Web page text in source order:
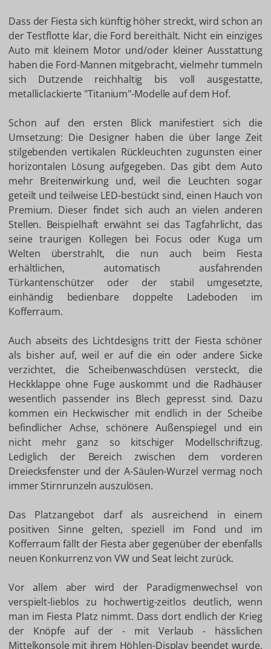
Dass der Fiesta sich künftig höher streckt, wird schon an
der Testflotte klar, die Ford bereithält. Nicht ein einziges
Auto mit kleinem Motor und/oder kleiner Ausstattung
haben die Ford-Mannen mitgebracht, vielmehr tummeln
sich Dutzende reichhaltig bis voll ausgestatte,
metalliclackierte "Titanium"-Modelle auf dem Hof.
Schon auf den ersten Blick manifestiert sich die
Umsetzung: Die Designer haben die über lange Zeit
stilgebenden vertikalen Rückleuchten zugunsten einer
horizontalen Lösung aufgegeben. Das gibt dem Auto
mehr Breitenwirkung und, weil die Leuchten sogar
geteilt und teilweise LED-bestückt sind, einen Hauch von
Premium. Dieser findet sich auch an vielen anderen
Stellen. Beispielhaft erwähnt sei das Tagfahrlicht, das
seine traurigen Kollegen bei Focus oder Kuga um
Welten überstrahlt, die nun auch beim Fiesta
erhältlichen, automatisch ausfahrenden
Türkantenschützer oder der stabil umgesetzte,
einhändig bedienbare doppelte Ladeboden im
Kofferraum.
Auch abseits des Lichtdesigns tritt der Fiesta schöner
als bisher auf, weil er auf die ein oder andere Sicke
verzichtet, die Scheibenwaschdüsen versteckt, die
Heckklappe ohne Fuge auskommt und die Radhäuser
wesentlich passender ins Blech gepresst sind. Dazu
kommen ein Heckwischer mit endlich in der Scheibe
befindlicher Achse, schönere Außenspiegel und ein
nicht mehr ganz so kitschiger Modellschriftzug.
Lediglich der Bereich zwischen dem vorderen
Dreiecksfenster und der A-Säulen-Wurzel vermag noch
immer Stirnrunzeln auszulösen.
Das Platzangebot darf als ausreichend in einem
positiven Sinne gelten, speziell im Fond und im
Kofferraum fällt der Fiesta aber gegenüber der ebenfalls
neuen Konkurrenz von VW und Seat leicht zurück.
Vor allem aber wird der Paradigmenwechsel von
verspielt-lieblos zu hochwertig-zeitlos deutlich, wenn
man im Fiesta Platz nimmt. Dass dort endlich der Krieg
der Knöpfe auf der - mit Verlaub - hässlichen
Mittelkonsole mit ihrem Höhlen-Display beendet wurde,